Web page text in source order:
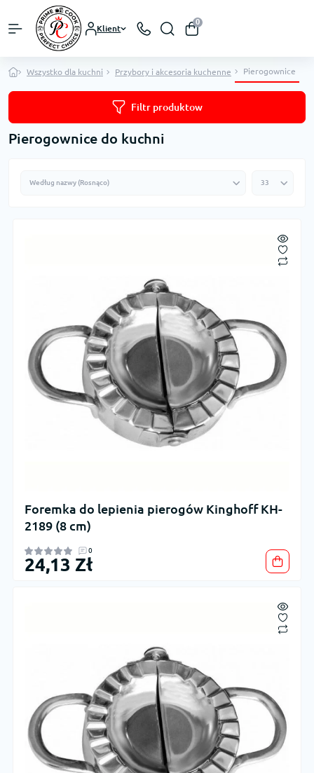
Klient
0
Wszystko dla kuchni Przybory i akcesoria kuchenne Pierogownice
Filtr produktow
Pierogownice do kuchni
Foremka do lepienia pierogów Kinghoff KH-
2189 (8 cm)
0
24,13 Zł